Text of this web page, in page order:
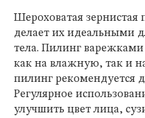
Шероховатая зернистая
делает их идеальными
тела. Пилинг
как на влажную, так и
пилинг рекомендуется
Регулярное
улучшить цвет лица,